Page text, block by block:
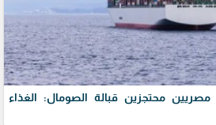
محتجزين قبالة الصومال: الغذاء